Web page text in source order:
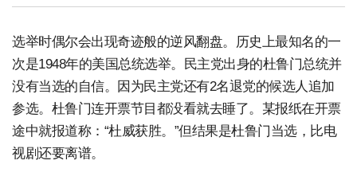
选举时偶尔会出现奇迹般的逆风翻盘。历史上最知名的一
次是1948年的美国总统选举。民主党出身的杜鲁门总统并
没有当选的自信。因为民主党还有2名退党的候选人追加
参选。杜鲁门连开票节目都没看就去睡了。某报纸在开票
途中就报道称：“杜威获胜。”但结果是杜鲁门当选，比电
视剧还要离谱。